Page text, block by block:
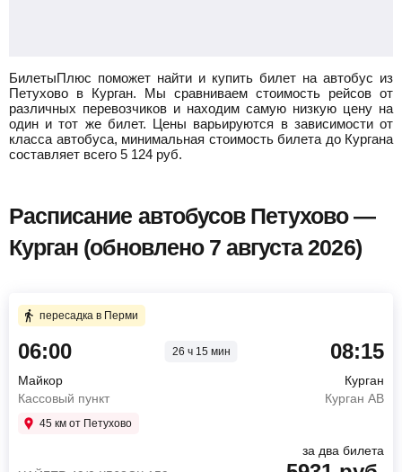
БилетыПлюс поможет найти и купить билет на автобус из
Петухово в Курган.
Мы сравниваем стоимость рейсов от
различных перевозчиков и находим самую низкую цену на
один и тот же билет. Цены варьируются в зависимости от
класса автобуса, минимальная стоимость билета до Кургана
составляет всего 5 124 руб.
Расписание автобусов Петухово —
Курган (обновлено 7 августа 2026)
пересадка в Перми
06:00 26 ч 15 мин
Майкор
Кассовый пункт
45 км от Петухово
08:15
Курган
Курган АВ
за два билета